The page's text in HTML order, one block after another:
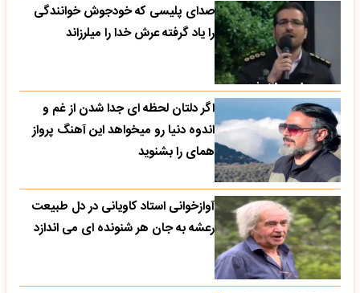
صدای پلیسی که خودجوش خوانندگی
را یاد گرفته عرش خدا را میلرزاند
اگر دلتان لحظه ای جدا شدن از غم و
اندوه دنیا رو میخواهد این آهنگ پرواز
همای را بشنوید
آوازخوانی استاد کاویانی در دل طبیعت
رعشه به جان هر شنونده ای می اندازد